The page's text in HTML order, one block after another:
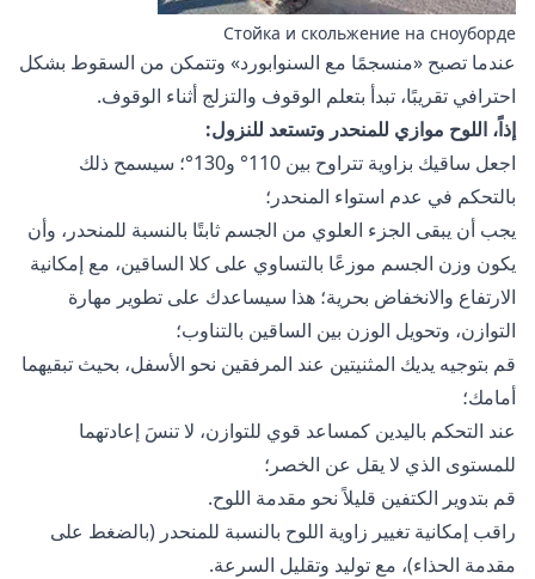
Стойка и скольжение на сноуборде
عندما تصبح «منسجمًا مع السنوابورد» وتتمكن من السقوط بشكل
احترافي تقريبًا، تبدأ بتعلم الوقوف والتزلج أثناء الوقوف.
إذاً، اللوح موازي للمنحدر وتستعد للنزول:
اجعل ساقيك بزاوية تتراوح بين 110° و130°؛ سيسمح ذلك
بالتحكم في عدم استواء المنحدر؛
يجب أن يبقى الجزء العلوي من الجسم ثابتًا بالنسبة للمنحدر، وأن
يكون وزن الجسم موزعًا بالتساوي على كلا الساقين، مع إمكانية
الارتفاع والانخفاض بحرية؛ هذا سيساعدك على تطوير مهارة
التوازن، وتحويل الوزن بين الساقين بالتناوب؛
قم بتوجيه يديك المثنيتين عند المرفقين نحو الأسفل، بحيث تبقيهما
أمامك؛
عند التحكم باليدين كمساعد قوي للتوازن، لا تنسَ إعادتهما
للمستوى الذي لا يقل عن الخصر؛
قم بتدوير الكتفين قليلاً نحو مقدمة اللوح.
راقب إمكانية تغيير زاوية اللوح بالنسبة للمنحدر (بالضغط على
مقدمة الحذاء)، مع توليد وتقليل السرعة.